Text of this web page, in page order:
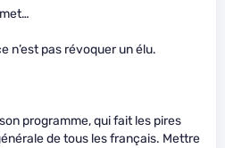
n’est pas révoquer un élu.
programme, qui fait les pires
de tous les français. Mettre